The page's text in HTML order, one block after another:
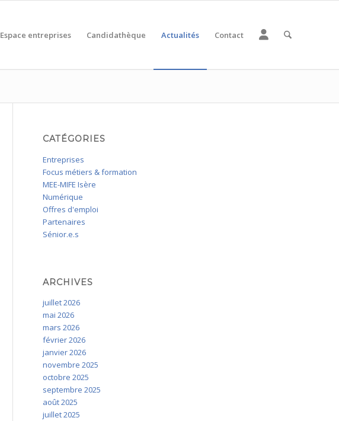
Espace entreprises Candidathèque Actualités Contact
CATÉGORIES
Entreprises
Focus métiers & formation
MEE-MIFE Isère
Numérique
Offres d'emploi
Partenaires
Sénior.e.s
ARCHIVES
juillet 2026
mai 2026
mars 2026
février 2026
janvier 2026
novembre 2025
octobre 2025
septembre 2025
août 2025
juillet 2025